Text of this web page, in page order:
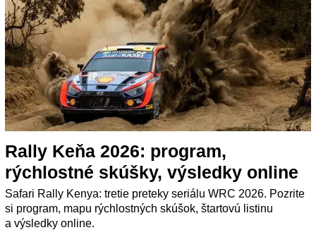
Rally Keňa 2026: program,
rýchlostné skúšky, výsledky online
Safari Rally Kenya: tretie preteky seriálu WRC 2026. Pozrite
si program, mapu rýchlostných skúšok, štartovú listinu
a výsledky online.